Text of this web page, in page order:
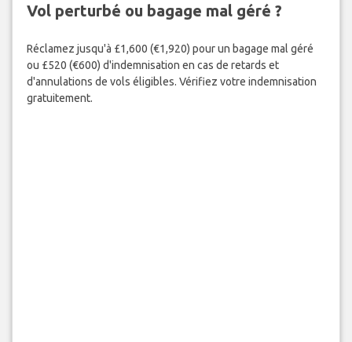
Vol perturbé ou bagage mal géré ?
Réclamez jusqu'à £1,600 (€1,920) pour un bagage mal géré
ou £520 (€600) d'indemnisation en cas de retards et
d'annulations de vols éligibles. Vérifiez votre indemnisation
gratuitement.